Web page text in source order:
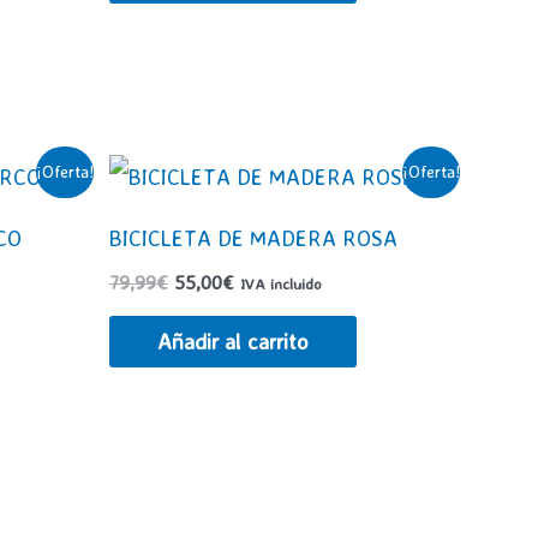
¡Oferta! ¡Oferta!
BICICLETA DE MADERA ROSA
79,99€ El
original
era:
55,00€El
actual
es:
IVA incluido
Añadir al carrito